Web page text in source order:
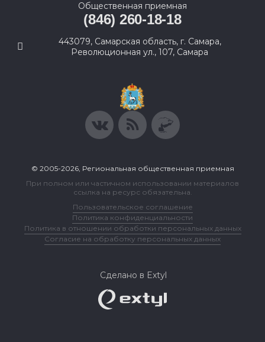
Общественная приемная
(846) 260-18-18
443079, Самарская область, г. Самара,
Революционная ул., 107, Самара
© 2005-2026, Региональная общественная приемная
При полном или частичном использовании материалов
ссылка на ресурс обязательна.
Пользовательское соглашение
Политика конфиденциальности
Политика в отношении обработки персональных данных
Согласие на обработку персональных данных
Сделано в Extyl